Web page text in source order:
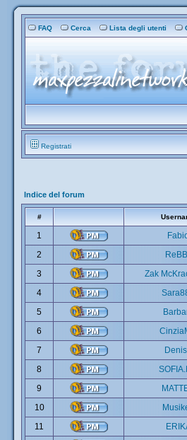
FAQ Cerca Lista degli utenti
Registrati
Indice del forum
#
1
2
3
Zak
4
5
6
7
8
9
10
11